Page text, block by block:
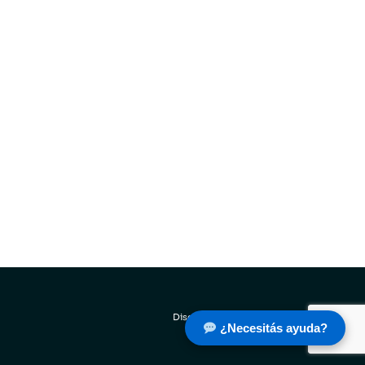
Diseñó: Estudio Creativo
¿Necesitás ayuda?